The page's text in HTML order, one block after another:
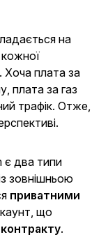
на
кожної
Хоча плата за
плата за газ
трафік. Отже,
є два типи
зовнішньою
приватними
що
.